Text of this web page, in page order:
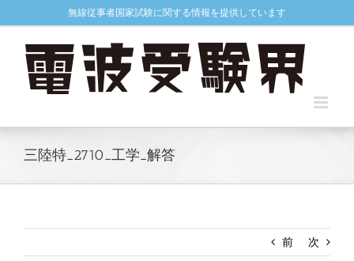
to
無線従事者国家試験に関する情報を提供しています
三陸特_2710_工学_解答
前 次